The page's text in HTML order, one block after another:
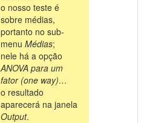
o nosso teste é
sobre médias,
portanto no sub-
menu Médias;
nele há a opção
ANOVA para um
fator (one way)…
o resultado
aparecerá na janela
Output.